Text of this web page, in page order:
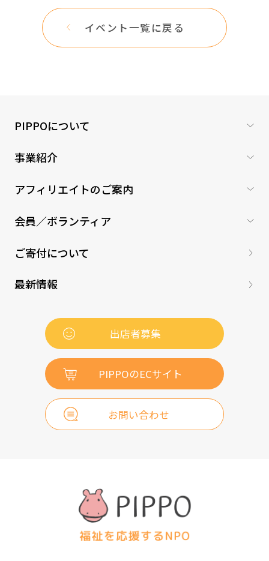
イベント一覧に戻る
PIPPOについて
事業紹介
アフィリエイトのご案内
会員／ボランティア
ご寄付について
最新情報
出店者募集
PIPPOのECサイト
お問い合わせ